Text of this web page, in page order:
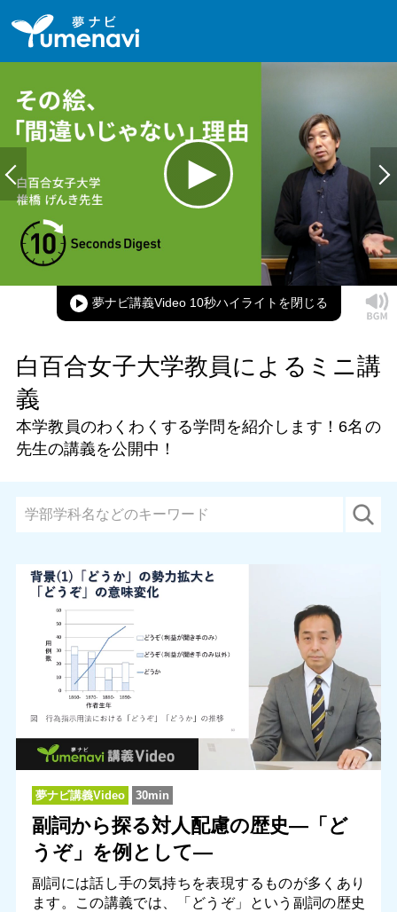
Time
Picture-
in-
Picture
夢ナビ講義Video 10秒ハイライト
白百合女子大学教員によるミニ講
義
本学教員のわくわくする学問を紹介します！ 6名 の
先生の講義を公開中！
夢ナビ講義Video 30min
副詞から探る対人配慮の歴史―「ど
うぞ」を例として―
副詞には話し手の気持ちを表現するものが多くあり
ます。この講義では、「どうぞ」という副詞の歴史